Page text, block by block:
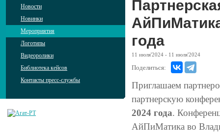
Новости
Новинки
Мероприятия
Логотипы
Видеоролики
Библиотека кейсов
Контакты пресс-службы
года
11 июля'2024 - 11 июля'2024
Поделиться:
Приглашаем
партнерскую
2024 года.
АйПиМатика во